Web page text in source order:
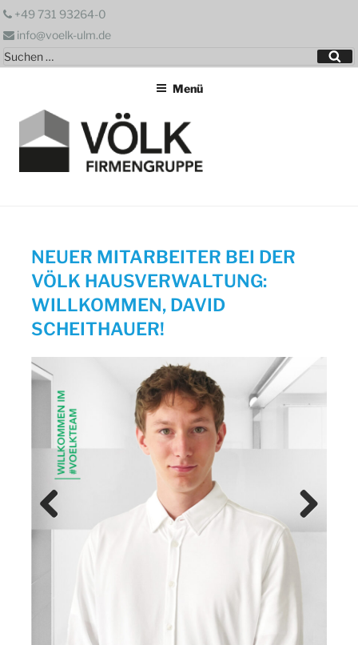
Zum
springen
+49 731 93264-0
info@voelk-ulm.de
Suchen
nach:
Menü
NEUER MITARBEITER BEI DER
VÖLK HAUSVERWALTUNG:
WILLKOMMEN, DAVID
SCHEITHAUER!
Previ